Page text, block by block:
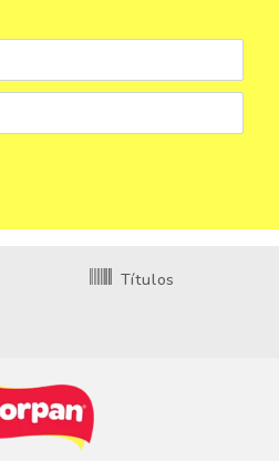
Títulos